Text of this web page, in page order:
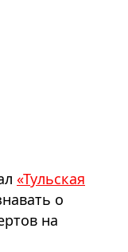
«Тульская
о
на